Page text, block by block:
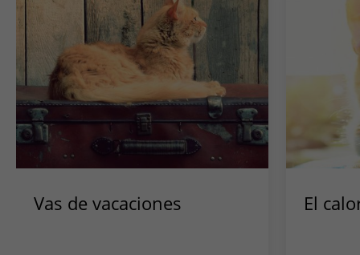
Vas de vacaciones El